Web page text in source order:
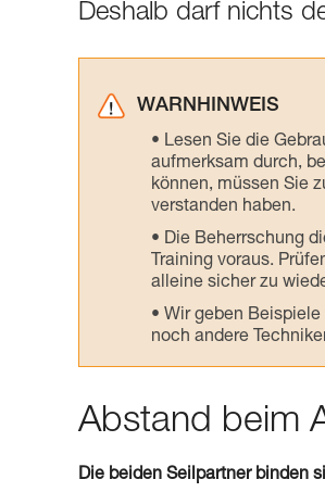
Deshalb darf nichts
WARNHINWEIS
Lesen Sie die
aufmerksam durch,
können, müssen Sie
verstanden haben.
Die Beherrschung
Training voraus.
alleine sicher zu
Wir geben
noch andere
Abstand beim
Die beiden Seilpartner binden